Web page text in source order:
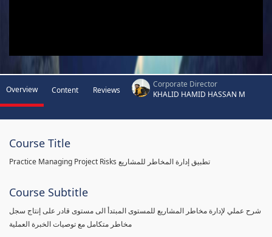
Overview Content Reviews
Corporate Director
KHALID HAMID HASSAN M
Course Title
Practice Managing Project Risks تطبيق إدارة المخاطر للمشاريع
Course Subtitle
شرح عملي لإدارة مخاطر المشاريع للمستوى المبتدأ الى مستوى قادر على إنتاج سجل
مخاطر متكامل مع توصيات الخبرة العملية